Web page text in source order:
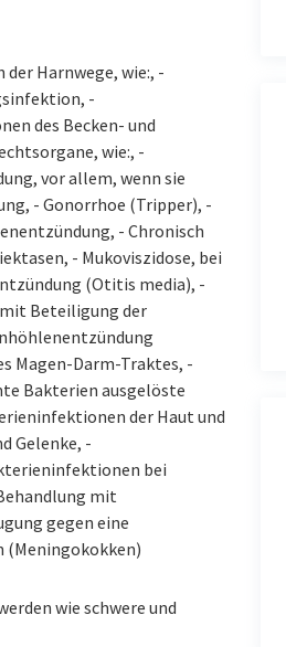
Harnwege, wie:, -
-
des Becken- und
wie:, -
vor allem, wenn sie
- Gonorrhoe (Tripper), -
- Chronisch
- Mukoviszidose, bei
(Otitis media), -
Beteiligung der
Magen-Darm-Traktes, -
Bakterien ausgelöste
der Haut und
Gelenke, -
bei
mit
gegen eine
wie schwere und